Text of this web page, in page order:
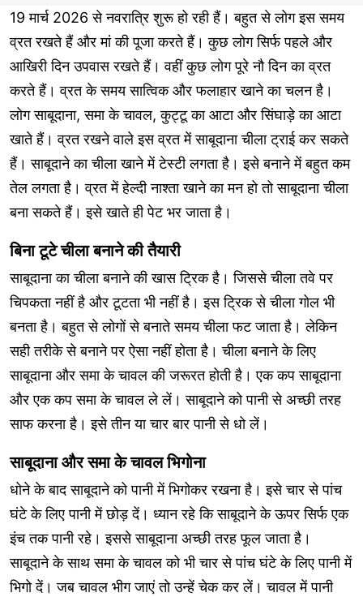
19 मार्च 2026 से नवरात्रि शुरू हो रही हैं। बहुत से लोग इस समय
व्रत रखते हैं और मां की पूजा करते हैं। कुछ लोग सिर्फ पहले और
आखिरी दिन उपवास रखते हैं। वहीं कुछ लोग पूरे नौ दिन का व्रत
करते हैं। व्रत के समय सात्विक और फलाहार खाने का चलन है।
लोग साबूदाना, समा के चावल, कुट्टू का आटा और सिंघाड़े का आटा
खाते हैं। व्रत रखने वाले इस व्रत में साबूदाना चीला ट्राई कर सकते
हैं। साबूदाने का चीला खाने में टेस्टी लगता है। इसे बनाने में बहुत कम
तेल लगता है। व्रत में हेल्दी नाश्ता खाने का मन हो तो साबूदाना चीला
बना सकते हैं। इसे खाते ही पेट भर जाता है।
बिना टूटे चीला बनाने की तैयारी
साबूदाना का चीला बनाने की खास ट्रिक है। जिससे चीला तवे पर
चिपकता नहीं है और टूटता भी नहीं है। इस ट्रिक से चीला गोल भी
बनता है। बहुत से लोगों से बनाते समय चीला फट जाता है। लेकिन
सही तरीके से बनाने पर ऐसा नहीं होता है। चीला बनाने के लिए
साबूदाना और समा के चावल की जरूरत होती है। एक कप साबूदाना
और एक कप समा के चावल ले लें। साबूदाने को पानी से अच्छी तरह
साफ करना है। इसे तीन या चार बार पानी से धो लें।
साबूदाना और समा के चावल भिगोना
धोने के बाद साबूदाने को पानी में भिगोकर रखना है। इसे चार से पांच
घंटे के लिए पानी में छोड़ दें। ध्यान रहे कि साबूदाने के ऊपर सिर्फ एक
इंच तक पानी रहे। इससे साबूदाना अच्छी तरह फूल जाता है।
साबूदाने के साथ समा के चावल को भी चार से पांच घंटे के लिए पानी में
भिगो दें। जब चावल भीग जाएं तो उन्हें चेक कर लें। चावल में पानी